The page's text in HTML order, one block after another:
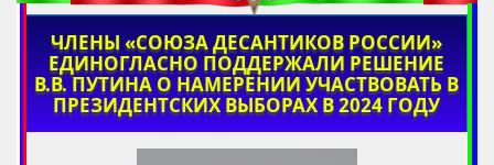
ЧЛЕНЫ «СОЮЗА ДЕСАНТИКОВ РОССИИ»
ЕДИНОГЛАСНО ПОДДЕРЖАЛИ РЕШЕНИЕ
В.В. ПУТИНА О НАМЕРЕНИИ УЧАСТВОВАТЬ В
ПРЕЗИДЕНТСКИХ ВЫБОРАХ В 2024 ГОДУ